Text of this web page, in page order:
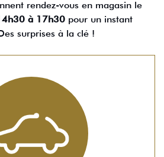
rendez-vous en magasin le
à 17h30 pour un instant
surprises à la clé !